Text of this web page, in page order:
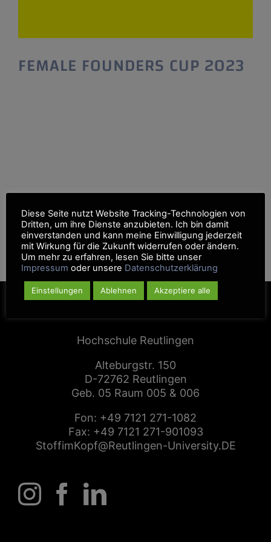
FEMALE FOUNDERS CUP 2023
Öffentlichkeit zu präsentieren. Eine
Bewerbung – viele Chancen: Jetzt bewerben.
Alle Gründerinnen und Start-up-Teams die
Hochschule Reutlingen
Alteburgstr. 150
D-72762 Reutlingen
Geb. 05 Raum 005 & 006
Fon: +49 7121 271-1082
Fax: +49 7121 271-901093
StoffimKopf@Reutlingen-University.DE
Diese Seite nutzt Website Tracking-Technologien von
Dritten, um ihre Dienste anzubieten. Ich bin damit
einverstanden und kann meine Einwilligung jederzeit
mit Wirkung für die Zukunft widerrufen oder ändern.
Um mehr zu erfahren, lesen Sie bitte unser
Impressum oder unsere Datenschutzerklärung
Einstellungen Ablehnen Akzeptiere alle